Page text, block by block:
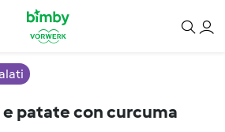
patate con curcuma